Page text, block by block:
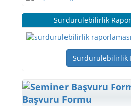
Sürdürülebilirlik
Sürdürülebilirlik
Başvuru Formu